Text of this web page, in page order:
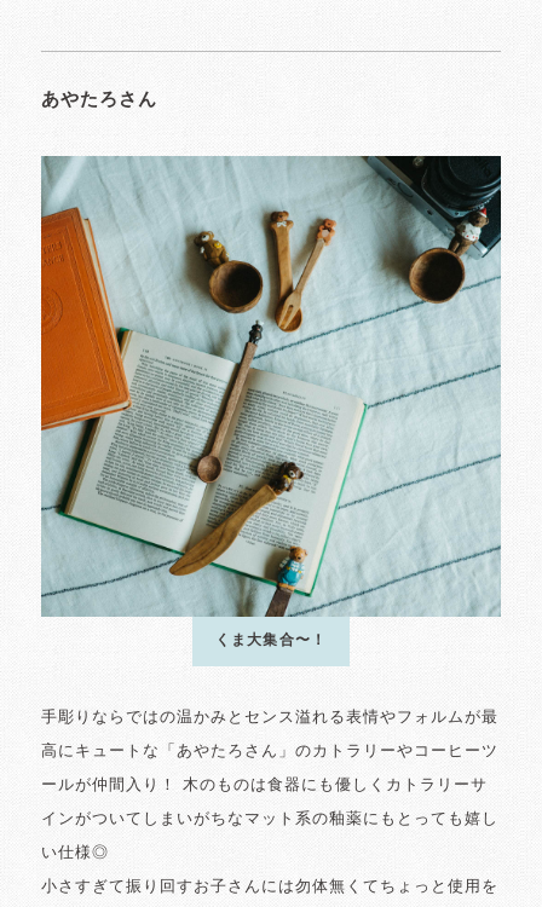
あやたろさん
くま大集合〜！
手彫りならではの温かみとセンス溢れる表情やフォルムが最
高にキュートな「あやたろさん」のカトラリーやコーヒーツ
ールが仲間入り！ 木のものは食器にも優しくカトラリーサ
インがついてしまいがちなマット系の釉薬にもとっても嬉し
い仕様◎
小さすぎて振り回すお子さんには勿体無くてちょっと使用を